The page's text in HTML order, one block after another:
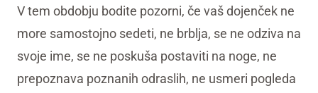
V tem obdobju bodite pozorni, če vaš dojenček ne
more samostojno sedeti, ne brblja, se ne odziva na
svoje ime, se ne poskuša postaviti na noge, ne
prepoznava poznanih odraslih, ne usmeri pogleda